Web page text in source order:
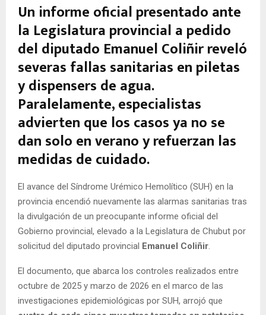
Un informe oficial presentado ante
la Legislatura provincial a pedido
del diputado Emanuel Coliñir reveló
severas fallas sanitarias en piletas
y dispensers de agua.
Paralelamente, especialistas
advierten que los casos ya no se
dan solo en verano y refuerzan las
medidas de cuidado.
El avance del Síndrome Urémico Hemolítico (SUH) en la
provincia encendió nuevamente las alarmas sanitarias tras
la divulgación de un preocupante informe oficial del
Gobierno provincial, elevado a la Legislatura de Chubut por
solicitud del diputado provincial Emanuel Coliñir.
El documento, que abarca los controles realizados entre
octubre de 2025 y marzo de 2026 en el marco de las
investigaciones epidemiológicas por SUH, arrojó que